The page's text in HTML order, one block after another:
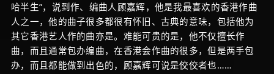
哈半生”，说到作、编曲人顾嘉辉，他是我最喜欢的香港作曲
人之一，他的曲子很多都很有怀旧、古典的意味，包括他为
其它香港艺人作的曲亦是。难能可贵的是，他不仅擅长作
曲，而且通常包办编曲，在香港会作曲的很多，但是两手包
办，而且都能做到出色的，顾嘉辉可说是佼佼者也……